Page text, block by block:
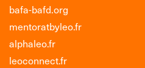
bafa-bafd.org
mentoratbyleo.fr
alphaleo.fr
leoconnect.fr